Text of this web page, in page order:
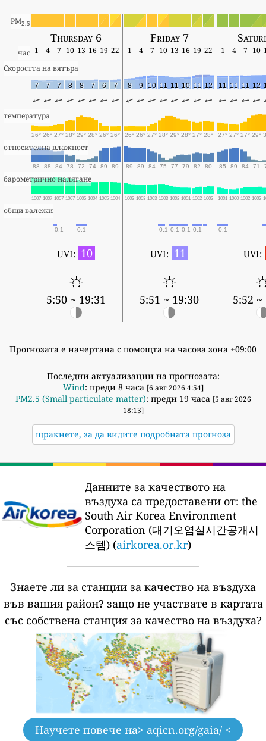
PM2.5
Thursday 6 Friday 7
час 1 4 7 10 13 16 19 22 1 4 7 10 13 16 19 22 1 4 7 10
Скоростта на вятъра
7 7 7 8 8 7 6 7 8 9 10 11 11 10 11 12 11 11 11 12
температура
26° 26° 27° 28° 29° 28° 26° 26° 26° 26° 27° 28° 29° 28° 27° 28° 27° 27° 27° 29°
относителна влажност
88 88 84 78 72 74 89 89 89 89 84 75 77 79 82 80 85 89 84 71
барометрично налягане
1007 1007 1007 1007 1005 1004 1005 1004 1003 1003 1003 1003 1002 1001 1002 1002 1001 1000 1002 1002
общи валежи
0.1 0.1 0.1 0.1 0.1 0.1 0.1
UVI: 10
5:50 ~ 19:31
UVI: 11
5:51 ~ 19:30
UVI:
5:52 ~
Прогнозата е начертана с помощта на часова зона +09:00
Последни актуализации на прогнозата:
Wind: преди 8 часа [6 авг 2026 4:54]
PM2.5 (Small particulate matter): преди 19 часа [5 авг 2026
18:13]
щракнете, за да видите подробната прогноза
Данните за качеството на
въздуха са предоставени от: the
South Air Korea Environment
Corporation (대기오염실시간공개시
스템) (airkorea.or.kr)
Знаете ли за станции за качество на въздуха
във вашия район? защо не участвате в картата
със собствена станция за качество на въздуха?
Научете повече на> aqicn.org/gaia/ <